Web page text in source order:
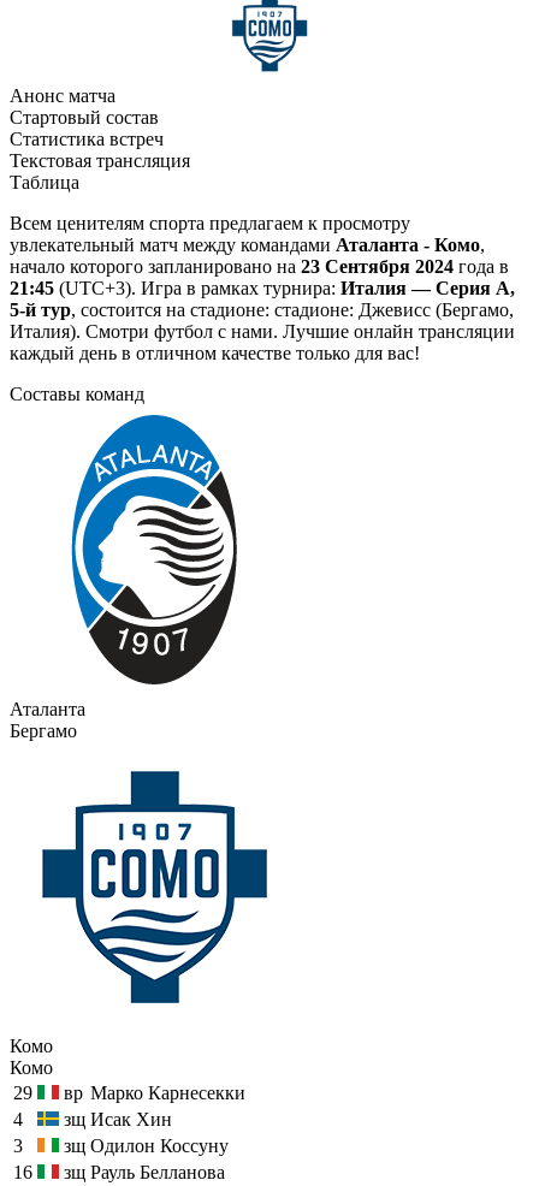
Анонс матча
Стартовый состав
Статистика встреч
Текстовая трансляция
Таблица
Всем ценителям спорта предлагаем к просмотру
увлекательный матч между командами Аталанта - Комо,
начало которого запланировано на 23 Сентября 2024 года в
21:45 (UTC+3). Игра в рамках турнира: Италия — Серия А,
5-й тур, состоится на стадионе: стадионе: Джевисс (Бергамо,
Италия). Смотри футбол с нами. Лучшие онлайн трансляции
каждый день в отличном качестве только для вас!
Составы команд
Аталанта
Бергамо
Комо
Комо
29
вр Марко Карнесекки
4
зщ Исак Хин
3
зщ Одилон Коссуну
16
зщ Рауль Белланова